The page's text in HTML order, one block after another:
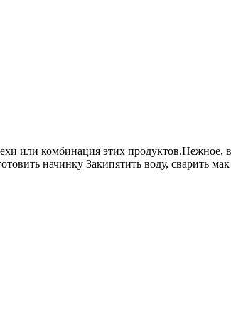
или комбинация этих продуктов.Нежное,
начинку Закипятить воду, сварить